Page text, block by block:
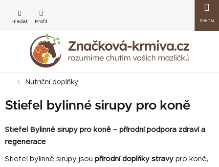
obsah
košík
Nutriční doplňky
Stiefel bylinné sirupy pro koně
Stiefel Bylinné sirupy pro koně – přírodní podpora zdraví a
regenerace
Stiefel bylinné sirupy jsou přírodní doplňky stravy pro koně,